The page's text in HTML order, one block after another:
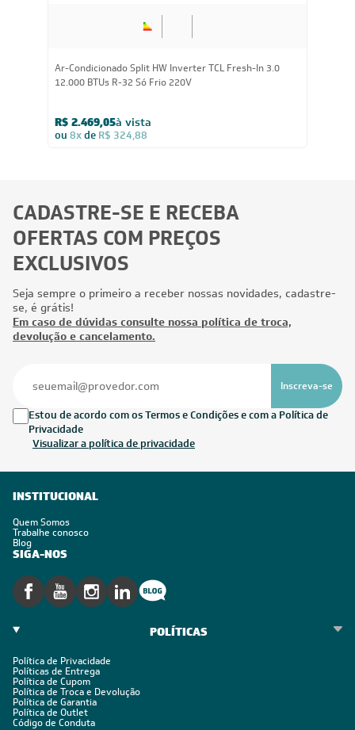
Ar-Condicionado Split HW Inverter TCL Fresh-In 3.0
12.000 BTUs R-32 Só Frio 220V
R$ 2.469,05à vista
ou 8xde R$ 324,88
CADASTRE-SE E RECEBA
OFERTAS COM PREÇOS
EXCLUSIVOS
Seja sempre o primeiro a receber nossas novidades, cadastre-
se, é grátis!
Em caso de dúvidas consulte nossa política de troca,
devolução e cancelamento.
Inscreva-se
Estou de acordo com os Termos e Condições e com a Política de
Privacidade
Visualizar a política de privacidade
INSTITUCIONAL
Quem Somos
Trabalhe conosco
Blog
SIGA-NOS
POLÍTICAS
Política de Privacidade
Políticas de Entrega
Política de Cupom
Política de Troca e Devolução
Política de Garantia
Política de Outlet
Código de Conduta